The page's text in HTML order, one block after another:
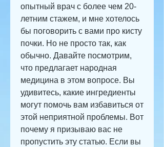
опытный врач с более чем 20-
летним стажем, и мне хотелось
бы поговорить с вами про кисту
почки. Но не просто так, как
обычно. Давайте посмотрим,
что предлагает народная
медицина в этом вопросе. Вы
удивитесь, какие ингредиенты
могут помочь вам избавиться от
этой неприятной проблемы. Вот
почему я призываю вас не
пропустить эту статью. Если вы